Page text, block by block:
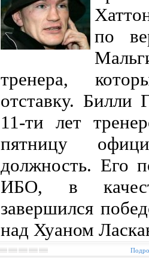
по
тренера,
отставку. Билли
11-ти лет
пятницу
должность. Его
ИБО, в
завершился
над Хуаном